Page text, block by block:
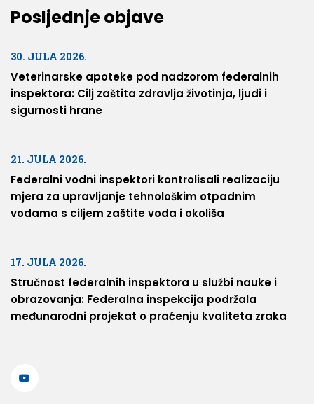
Posljednje objave
30. JULA 2026.
Veterinarske apoteke pod nadzorom federalnih
inspektora: Cilj zaštita zdravlja životinja, ljudi i
sigurnosti hrane
21. JULA 2026.
Federalni vodni inspektori kontrolisali realizaciju
mjera za upravljanje tehnološkim otpadnim
vodama s ciljem zaštite voda i okoliša
17. JULA 2026.
Stručnost federalnih inspektora u službi nauke i
obrazovanja: Federalna inspekcija podržala
međunarodni projekat o praćenju kvaliteta zraka